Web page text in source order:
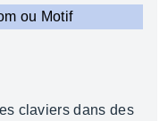
ou Motif
claviers dans des